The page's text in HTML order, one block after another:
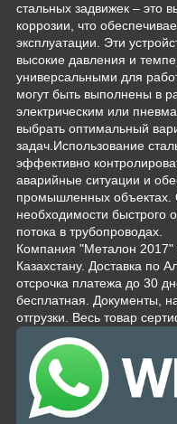
стальных задвижек – это
коррозии, что
эксплуатации. Эти
высокие давления и
универсальными для
могут быть выполнены в
электрическим или
выбрать оптимальный
задач.Использование
эффективно
аварийные ситуации и
промышленных
необходимости быстрого
потока в трубопроводах.
Компания "Металон 2017"
Казахстану. Доставка по
отсрочка платежа до 30
бесплатная. Документы,
отгрузки. Весь товар